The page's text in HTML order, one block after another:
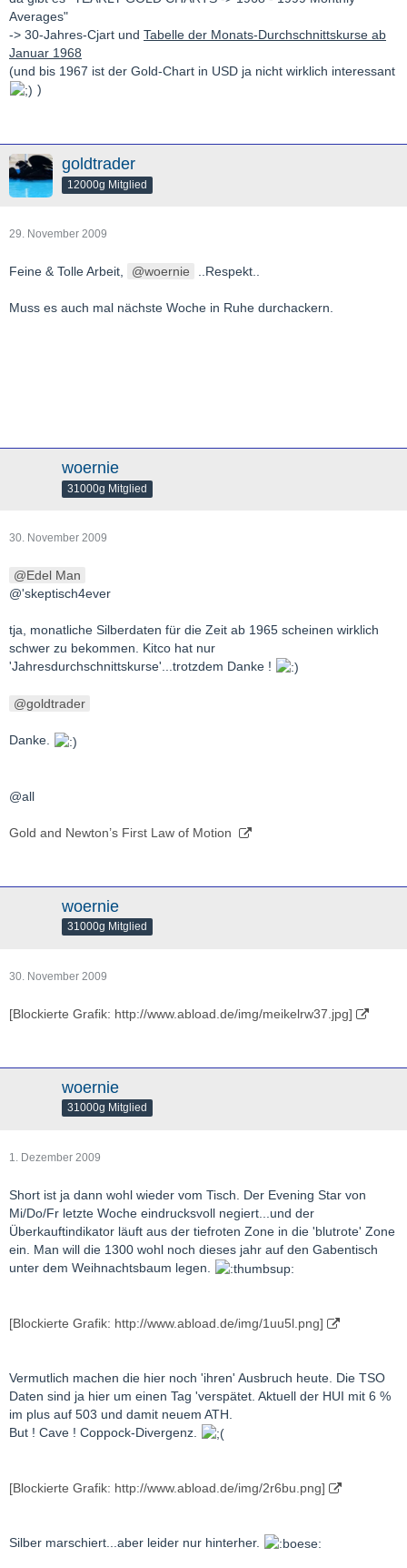
Averages"
-> 30-Jahres-Cjart und Tabelle der Monats-Durchschnittskurse ab
Januar 1968
(und bis 1967 ist der Gold-Chart in USD ja nicht wirklich interessant
)
goldtrader
12000g Mitglied
29. November 2009
Feine & Tolle Arbeit, woernie ..Respekt..
Muss es auch mal nächste Woche in Ruhe durchackern.
woernie
31000g Mitglied
30. November 2009
Edel Man
@'skeptisch4ever
tja, monatliche Silberdaten für die Zeit ab 1965 scheinen wirklich
schwer zu bekommen. Kitco hat nur
'Jahresdurchschnittskurse'...trotzdem Danke !
goldtrader
Danke.
@all
Gold and Newton’s First Law of Motion
woernie
31000g Mitglied
30. November 2009
[Blockierte Grafik: http://www.abload.de/img/meikelrw37.jpg]
woernie
31000g Mitglied
1. Dezember 2009
Short ist ja dann wohl wieder vom Tisch. Der Evening Star von
Mi/Do/Fr letzte Woche eindrucksvoll negiert...und der
Überkauftindikator läuft aus der tiefroten Zone in die 'blutrote' Zone
ein. Man will die 1300 wohl noch dieses jahr auf den Gabentisch
unter dem Weihnachtsbaum legen.
[Blockierte Grafik: http://www.abload.de/img/1uu5l.png]
Vermutlich machen die hier noch 'ihren' Ausbruch heute. Die TSO
Daten sind ja hier um einen Tag 'verspätet. Aktuell der HUI mit 6 %
im plus auf 503 und damit neuem ATH.
But ! Cave ! Coppock-Divergenz.
[Blockierte Grafik: http://www.abload.de/img/2r6bu.png]
Silber marschiert...aber leider nur hinterher.